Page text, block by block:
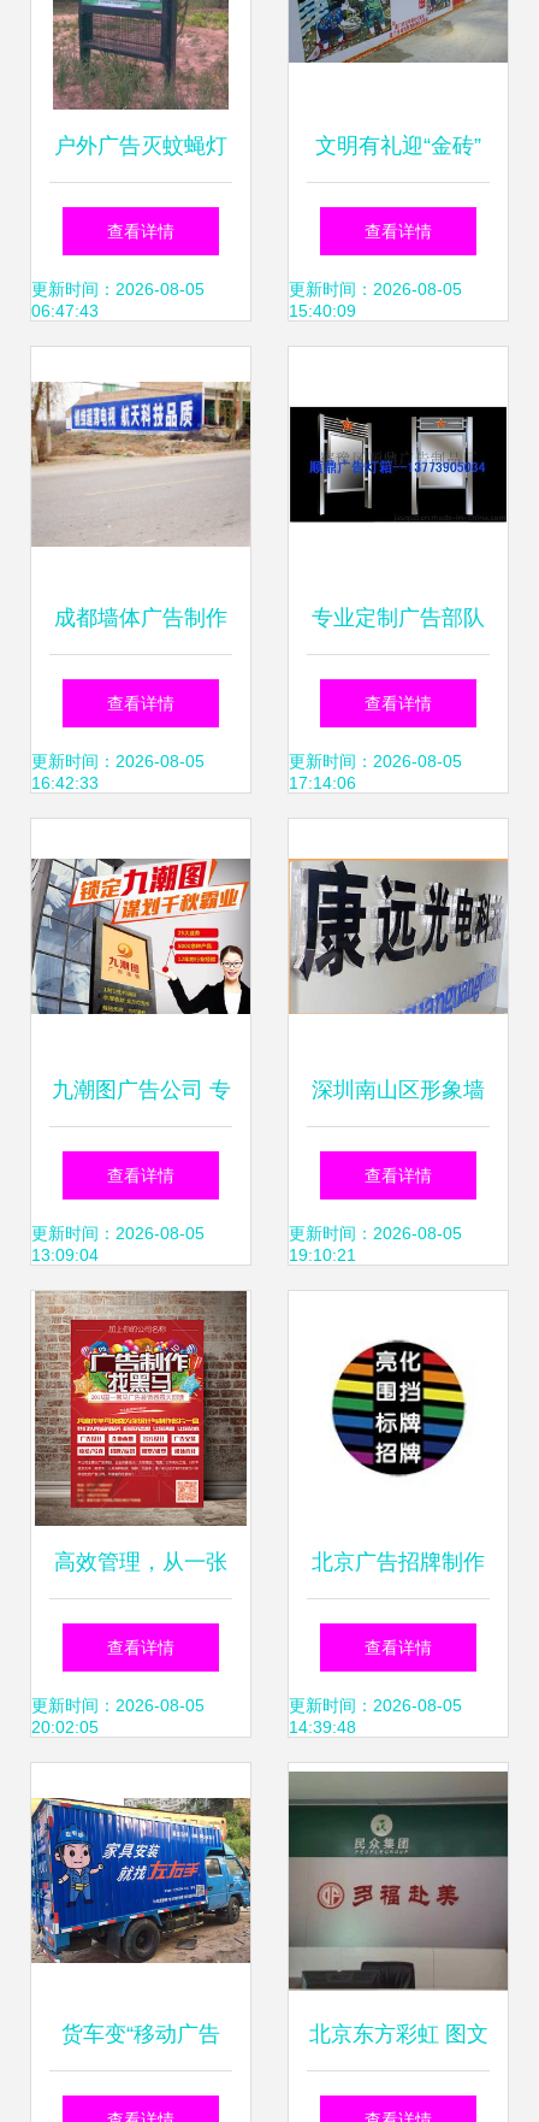
户外广告灭蚊蝇灯
箱生产的技术与流
程解析
查看详情
更新时间：2026-08-05
06:47:43
文明有礼迎“金砖”
厦门征集《市民文
明公约》
查看详情
更新时间：2026-08-05
15:40:09
成都墙体广告制作
的数字化跃升 软件
销售赋能传统广
查看详情
更新时间：2026-08-05
16:42:33
专业定制广告部队
灯箱，点亮宿豫区
军民融合新风采
告制品厂力作
查看详情
更新时间：2026-08-05
17:14:06
九潮图广告公司 专
业制作亚克力灯箱
与软件销售的双重
优势
查看详情
更新时间：2026-08-05
13:09:04
深圳南山区形象墙
与前台设计 软件销
售企业的专业之道
查看详情
更新时间：2026-08-05
19:10:21
高效管理，从一张
宣传单开始——解
锁商务办公新境界
查看详情
更新时间：2026-08-05
20:02:05
北京广告招牌制作
全解析 从设计到安
装的优质服务选择
查看详情
更新时间：2026-08-05
14:39:48
货车变“移动广告
牌” 凹凸车身广告
北京东方彩虹 图文
广告与软件销售的